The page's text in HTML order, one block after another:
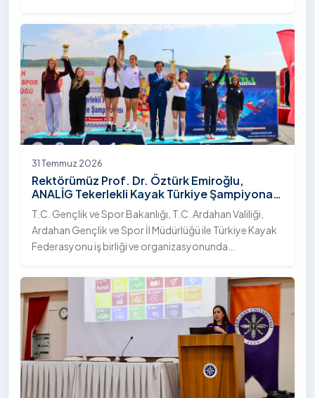
31 Temmuz 2026
Rektörümüz Prof. Dr. Öztürk Emiroğlu,
ANALİG Tekerlekli Kayak Türkiye Şampiyonası
Ödül Töreni’ne Katıldı
T.C. Gençlik ve Spor Bakanlığı, T.C. Ardahan Valiliği,
Ardahan Gençlik ve Spor İl Müdürlüğü ile Türkiye Kayak
Federasyonu iş birliği ve organizasyonunda
Sezonu Tekerlekli Kayak Türkiye Şampiyonası, 30-31
Temmuz 2026 tarihlerinde Ardahan Üniversitesi Yenisey
Yerleşkesi ev sahipliğinde tamamlandı.